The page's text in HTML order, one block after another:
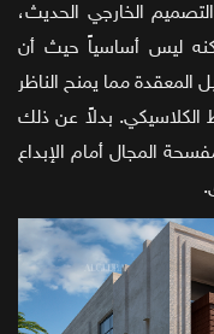
الخارجي الحديث،
ليس أساسياً حيث أن
المعقدة مما يمنح الناظر
الكلاسيكي. بدلاً عن ذلك
المجال أمام الإبداع